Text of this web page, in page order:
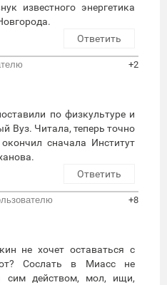
известного энергетика
Ответить
+2
по физкультуре и
Вуз. Читала, теперь точно
сначала Институт
Ответить
+8
не хочет оставаться с
Сослать в Миасс не
сим действом, мол, ищи,